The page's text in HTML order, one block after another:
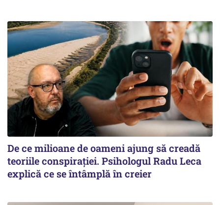
De ce milioane de oameni ajung să creadă
teoriile conspirației. Psihologul Radu Leca
explică ce se întâmplă în creier